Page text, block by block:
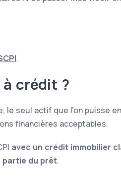
.
à crédit ?
le seul actif que l’on puisse
financières acceptables.
avec un crédit immobilier
partie du prêt.